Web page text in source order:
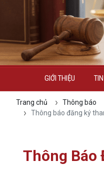
GIỚI THIỆU
Trang chủ
Thông báo
Thông báo đăng ký
Thông Báo